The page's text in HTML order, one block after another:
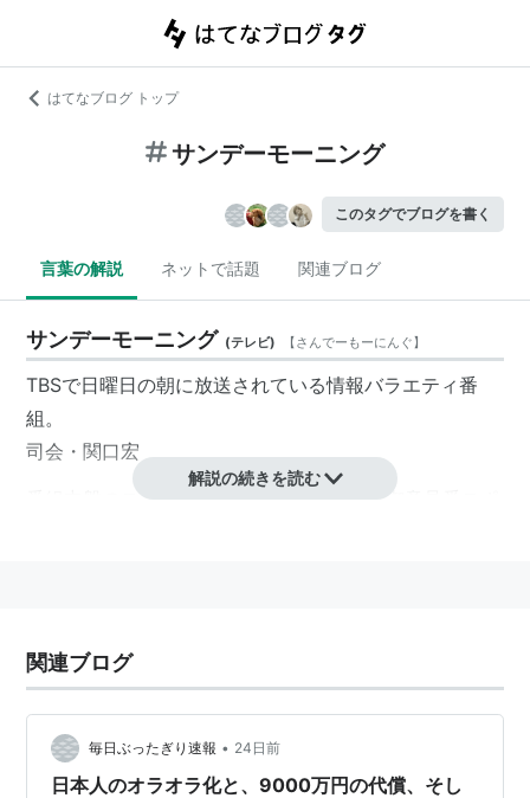
はてなブログ トップ
サンデーモーニング
このタグでブログを書く
言葉の解説 ネットで話題 関連ブログ
サンデーモーニング (テレビ) 【さんでーもーにんぐ】
TBSで日曜日の朝に放送されている情報バラエティ番
組。
司会・ 関口宏
番組中盤のスポーツコーナーである「週刊御意見番スポ
解説の続きを読む
関連ブログ
毎日ぶったぎり速報 • 24日前
日本人のオラオラ化と、9000万円の代償、そし